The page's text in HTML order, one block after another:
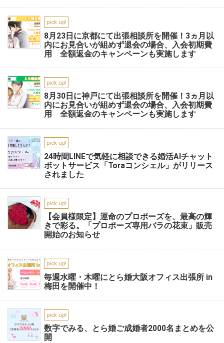
pick up!
8月23日に京都にて出張相談所を開催！3ヵ月以
内にお見合いが組めず退会の場合、入会初期費
用 全額返金のキャンペーンも実施します
pick up!
8月30日に神戸にて出張相談所を開催！3ヵ月以
内にお見合いが組めず退会の場合、入会初期費
用 全額返金のキャンペーンも実施します
pick up!
24時間LINEで気軽に相談できる婚活AIチャット
ボットサービス「Toraコンシェル」がリリース
されました
pick up!
【会員様限定】運命のプロポーズを、最高の輝
きで彩る。「プロポーズ専用バラの花束」販売
開始のお知らせ
pick up!
毎週水曜・木曜にとら婚大阪オフィス出張所 in
梅田を開催中！
pick up!
数字でみる、とら婚ご成婚者2000名まとめを公
開